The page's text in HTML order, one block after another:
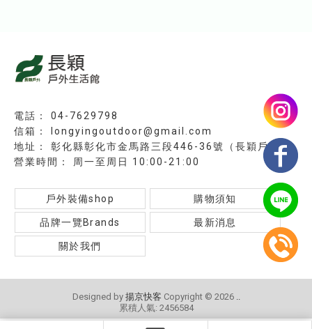
04-7629798
longyingoutdoor@gmail.com
彰化縣彰化市金馬路三段446-36號（長穎戶外）
周一至周日 10:00-21:00
戶外裝備shop 購物須知
品牌一覽Brands 最新消息
關於我們
Designed by 揚京快客 Copyright © 2026 ..
累積人氣: 2456584